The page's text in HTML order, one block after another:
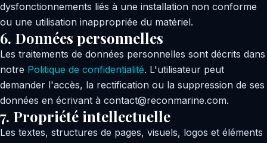
dysfonctionnements liés à une installation non conforme
ou une utilisation inappropriée du matériel.
6. Données personnelles
Les traitements de données personnelles sont décrits dans
notre Politique de confidentialité. L'utilisateur peut
demander l'accès, la rectification ou la suppression de ses
données en écrivant à contact@reconmarine.com.
7. Propriété intellectuelle
Les textes, structures de pages, visuels, logos et éléments